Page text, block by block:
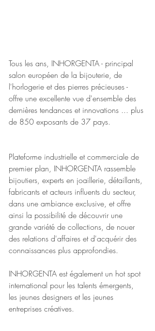
Tous les ans, INHORGENTA - principal
salon européen de la bijouterie, de
l'horlogerie et des pierres précieuses -
offre une excellente vue d'ensemble des
dernières tendances et innovations ... plus
de 850 exposants de 37 pays.
Plateforme industrielle et commerciale de
premier plan, INHORGENTA rassemble
bijoutiers, experts en joaillerie, détaillants,
fabricants et acteurs influents du secteur,
dans une ambiance exclusive, et offre
ainsi la possibilité de découvrir une
grande variété de collections, de nouer
des relations d'affaires et d'acquérir des
connaissances plus approfondies.
INHORGENTA est également un hot spot
international pour les talents émergents,
les jeunes designers et les jeunes
entreprises créatives.